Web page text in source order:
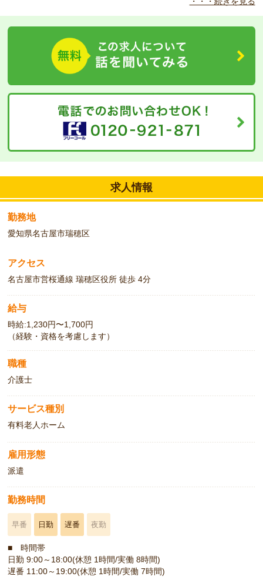
有者大歓迎！！お気軽にご相談ください。
求人情報
勤務地
愛知県名古屋市瑞穂区
アクセス
名古屋市営桜通線 瑞穂区役所 徒歩 4分
給与
時給:1,230円〜1,700円
（経験・資格を考慮します）
職種
介護士
サービス種別
有料老人ホーム
雇用形態
派遣
勤務時間
早番 日勤 遅番 夜勤
■ 時間帯
日勤 9:00～18:00(休憩 1時間/実働 8時間)
遅番 11:00～19:00(休憩 1時間/実働 7時間)